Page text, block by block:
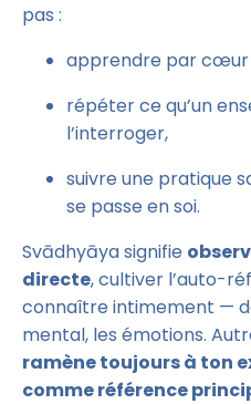
pas :
apprendre par cœur
répéter ce qu’un
l’interroger,
suivre une pratique
se passe en soi.
Svādhyāya signifie
directe, cultiver l’auto-
connaître intimement —
mental, les émotions.
ramène toujours à ton
comme référence